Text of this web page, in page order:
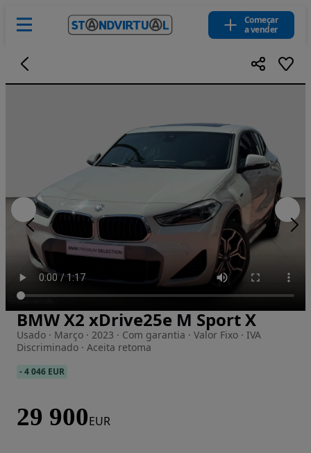
Começar
a vender
Imagem 1 de 18
BMW X2 xDrive25e M Sport X
Usado · Março · 2023 · Com garantia · Valor Fixo · IVA
Discriminado · Aceita retoma
-4 046 EUR
29 900EUR